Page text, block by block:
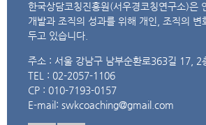
한국상담코칭진흥원(서우경코칭연구소)은
개발과 조직의 성과를 위해 개인, 조직의 변
두고 있습니다.
주소 : 서울 강남구 남부순환로363길 17, 2
TEL : 02-2057-1106
CP : 010-7193-0157
E-mail: swkcoaching@gmail.com